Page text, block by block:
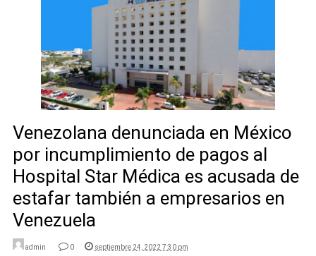
Venezolana denunciada en México
por incumplimiento de pagos al
Hospital Star Médica es acusada de
estafar también a empresarios en
Venezuela
admin 0 septiembre 24, 2022 7:30 pm